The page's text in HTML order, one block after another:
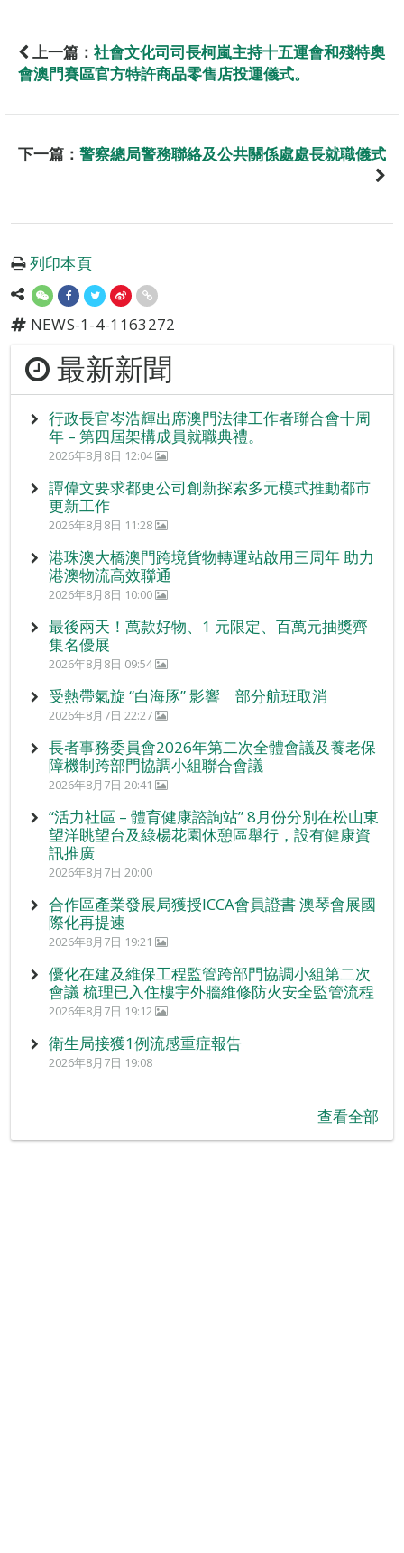
上一篇： 社會文化司司長柯嵐主持十五運會和殘特奧
會澳門賽區官方特許商品零售店投運儀式。
下一篇： 警察總局警務聯絡及公共關係處處長就職儀式
列印本頁
NEWS-1-4-1163272
最新新聞
行政長官岑浩輝出席澳門法律工作者聯合會十周
年 – 第四屆架構成員就職典禮。
2026年8月8日 12:04
譚偉文要求都更公司創新探索多元模式推動都市
更新工作
2026年8月8日 11:28
港珠澳大橋澳門跨境貨物轉運站啟用三周年 助力
港澳物流高效聯通
2026年8月8日 10:00
最後兩天！萬款好物、1 元限定、百萬元抽獎齊
集名優展
2026年8月8日 09:54
受熱帶氣旋 “白海豚” 影響 部分航班取消
2026年8月7日 22:27
長者事務委員會2026年第二次全體會議及養老保
障機制跨部門協調小組聯合會議
2026年8月7日 20:41
“活力社區 – 體育健康諮詢站” 8月份分別在松山東
望洋眺望台及綠楊花園休憩區舉行，設有健康資
訊推廣
2026年8月7日 20:00
合作區產業發展局獲授ICCA會員證書 澳琴會展國
際化再提速
2026年8月7日 19:21
優化在建及維保工程監管跨部門協調小組第二次
會議 梳理已入住樓宇外牆維修防火安全監管流程
2026年8月7日 19:12
衛生局接獲1例流感重症報告
2026年8月7日 19:08
查看全部